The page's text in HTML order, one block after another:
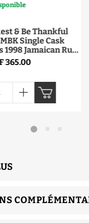
& Be Thankful
Single Cask
1998 Jamaican Rum
53.8° 70cl
365.00